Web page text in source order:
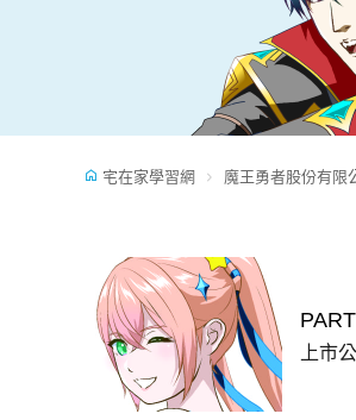
宅在家學習網 魔王勇者股份有限
上市